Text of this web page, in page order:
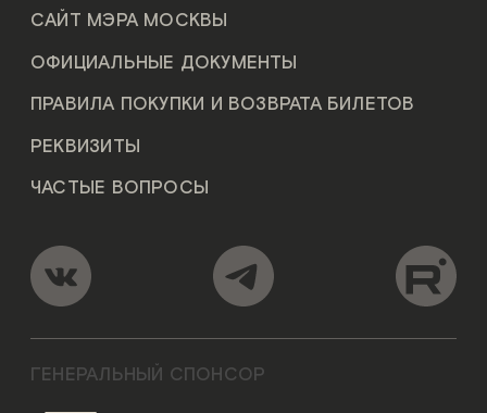
ГЕНЕРАЛЬНЫЙ СПОНСОР
САЙТ МЭРА МОСКВЫ
ОФИЦИАЛЬНЫЕ ДОКУМЕНТЫ
ПРАВИЛА ПОКУПКИ И ВОЗВРАТА БИЛЕТОВ
РЕКВИЗИТЫ
ЧАСТЫЕ ВОПРОСЫ